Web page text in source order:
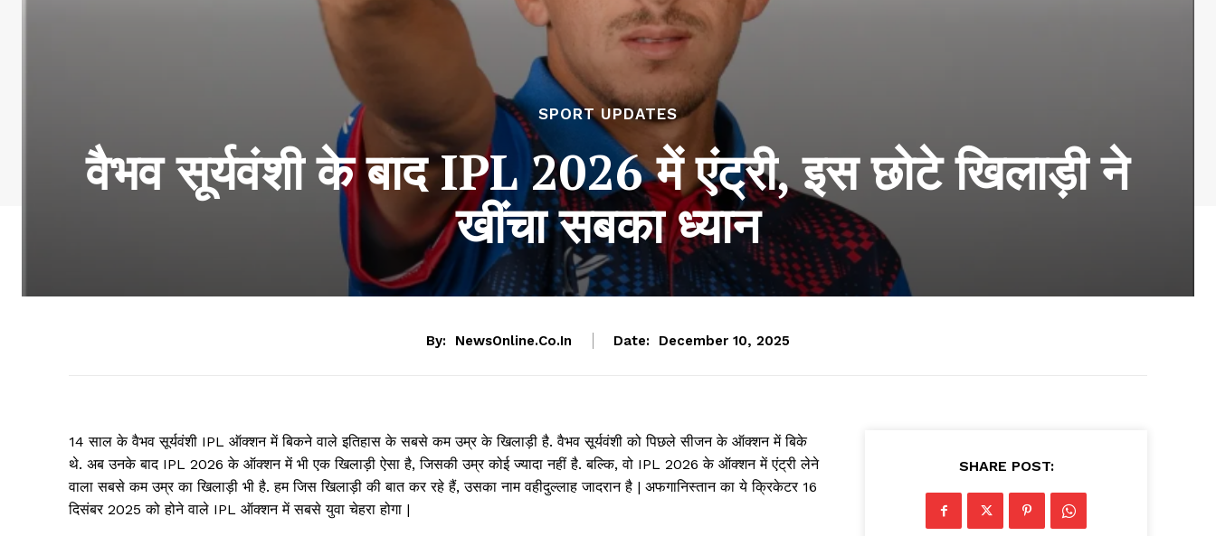
SPORT UPDATES
वैभव सूर्यवंशी के बाद IPL 2026 में एंट्री, इस छोटे खिलाड़ी ने
खींचा सबका ध्यान
By: NewsOnline.co.in Date: December 10, 2025
14 साल के वैभव सूर्यवंशी IPL ऑक्शन में बिकने वाले इतिहास के सबसे कम उम्र के खिलाड़ी है. वैभव सूर्यवंशी को पिछले सीजन के ऑक्शन में बिके
थे. अब उनके बाद IPL 2026 के ऑक्शन में भी एक खिलाड़ी ऐसा है, जिसकी उम्र कोई ज्यादा नहीं है. बल्कि, वो IPL 2026 के ऑक्शन में एंट्री लेने
वाला सबसे कम उम्र का खिलाड़ी भी है. हम जिस खिलाड़ी की बात कर रहे हैं, उसका नाम वहीदुल्लाह जादरान है | अफगानिस्तान का ये क्रिकेटर 16
दिसंबर 2025 को होने वाले IPL ऑक्शन में सबसे युवा चेहरा होगा |
SHARE POST: